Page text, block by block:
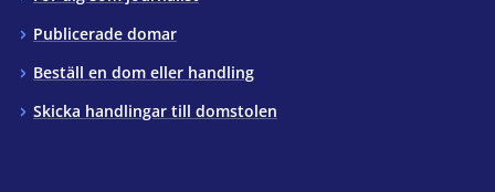
Publicerade domar
Beställ en dom eller handling
Skicka handlingar till domstolen